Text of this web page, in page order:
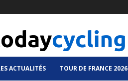
ACTUALITÉS TOUR DE FRANCE 2026